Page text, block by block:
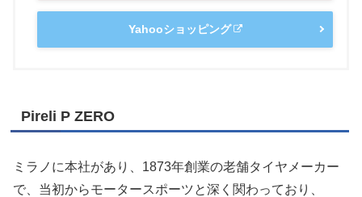
Yahooショッピング
Pireli P ZERO
ミラノに本社があり、1873年創業の老舗タイヤメーカー
で、当初からモータースポーツと深く関わっており、